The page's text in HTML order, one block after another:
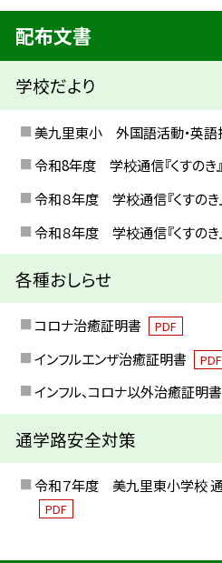
配布文書
学校だより
美九里東小 外国語活動・英語
令和8年度 学校通信『くすのき
令和８年度 学校通信『くすのき
令和８年度 学校通信『くすのき
各種おしらせ
コロナ治癒証明書 PDF
インフルエンザ治癒証明書 PDF
インフル、コロナ以外治癒証明書
通学路安全対策
令和７年度 美九里東小学校
PDF